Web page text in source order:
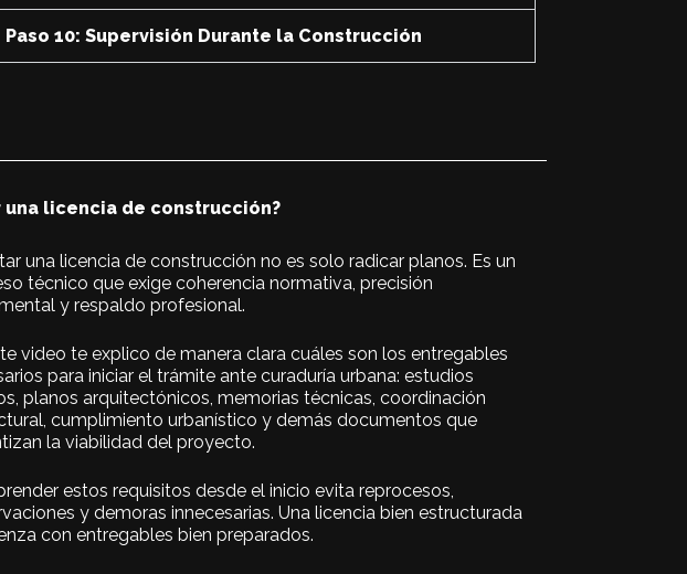
Paso 10: Supervisión Durante la Construcción
licencia de construcción?
una licencia de construcción no es solo radicar planos. Es un
técnico que exige coherencia normativa, precisión
y respaldo profesional.
video te explico de manera clara cuáles son los entregables
para iniciar el trámite ante curaduría urbana: estudios
planos arquitectónicos, memorias técnicas, coordinación
cumplimiento urbanístico y demás documentos que
la viabilidad del proyecto.
estos requisitos desde el inicio evita reprocesos,
y demoras innecesarias. Una licencia bien estructurada
con entregables bien preparados.